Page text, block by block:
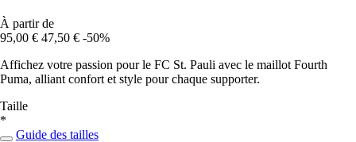
À partir de
95,00 € 47,50 € -50%
Affichez votre passion pour le FC St. Pauli avec le maillot Fourth
Puma, alliant confort et style pour chaque supporter.
Taille
*
Guide des tailles